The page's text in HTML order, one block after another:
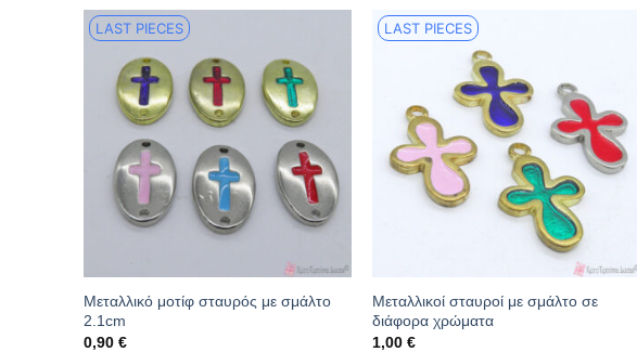
LAST PIECES
Μεταλλικό μοτίφ σταυρός με σμάλτο
2.1cm
0,90 €
LAST PIECES
Μεταλλικοί σταυροί με σμάλτο σε
διάφορα χρώματα
1,00€